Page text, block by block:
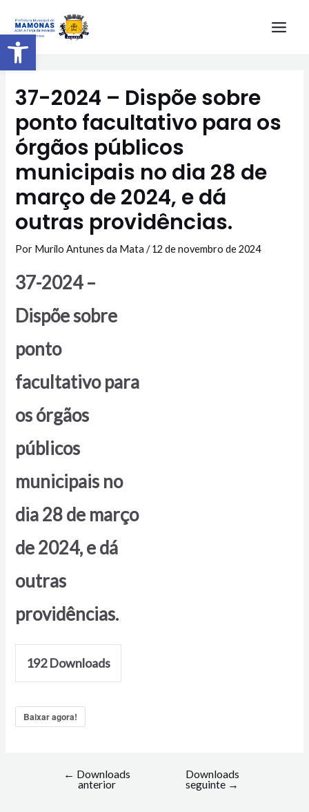
Barra de Ferramentas Aberta
37-2024 – Dispõe sobre
ponto facultativo para os
órgãos públicos
municipais no dia 28 de
março de 2024, e dá
outras providências.
Por Murilo Antunes da Mata/12 de novembro de 2024
37-2024 –
Dispõe sobre
ponto
facultativo para
os órgãos
públicos
municipais no
dia 28 de março
de 2024, e dá
outras
providências.
192Downloads
Baixar agora!
← Downloads
anterior
Downloads
seguinte →